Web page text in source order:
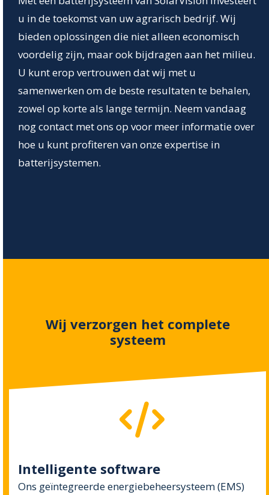
u in de toekomst van uw agrarisch bedrijf. Wij
bieden oplossingen die niet alleen economisch
voordelig zijn, maar ook bijdragen aan het milieu.
U kunt erop vertrouwen dat wij met u
samenwerken om de beste resultaten te behalen,
zowel op korte als lange termijn. Neem vandaag
nog contact met ons op voor meer informatie over
hoe u kunt profiteren van onze expertise in
batterijsystemen.
Wij verzorgen het complete
systeem
Intelligente software
Ons geïntegreerde energiebeheersysteem (EMS)